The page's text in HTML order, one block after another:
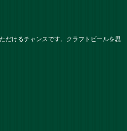
だけるチャンスです。クラフトビールを思